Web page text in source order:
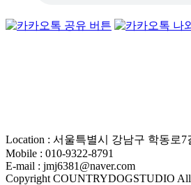
Location : 서울특별시 강남구 학동로7
Mobile : 010-9322-8791
E-mail : jmj6381@naver.com
Copyright COUNTRYDOGSTUDIO All